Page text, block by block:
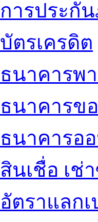
การประกั
บัตรเครดิต
ธนาคารพ
ธนาคารข
ธนาคารอ
สินเชื่อ เช่
อัตราแลก